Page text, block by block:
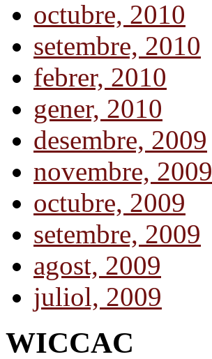
octubre, 2010
setembre, 2010
febrer, 2010
gener, 2010
desembre, 2009
novembre, 2009
octubre, 2009
setembre, 2009
agost, 2009
juliol, 2009
WICCAC